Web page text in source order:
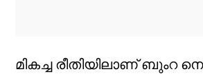
മികച്ച രീതിയിലാണ്